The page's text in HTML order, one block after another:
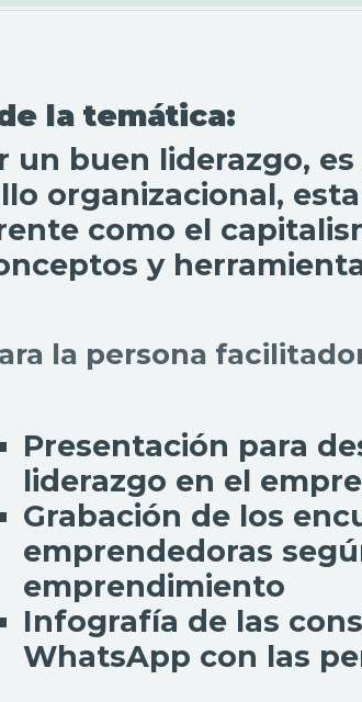
la temática:
un buen liderazgo,
organizacional,
como el
y
la persona
Presentación para
liderazgo en el
Grabación de los
emprendedoras
emprendimiento
Infografía de las
WhatsApp con las